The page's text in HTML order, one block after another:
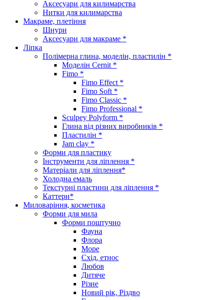
Аксесуари для килимарства
Нитки для килимарства
Макраме, плетіння
Шнури
Аксесуари для макраме *
Ліпка
Полімерна глина, моделін, пластилін *
Моделін Cernit *
Fimo *
Fimo Effect *
Fimo Soft *
Fimo Classic *
Fimo Professional *
Sculpey Polyform *
Глина від різних виробників *
Пластилін *
Jam clay *
Форми для пластику
Інструменти для ліплення *
Матеріали для ліплення*
Холодна емаль
Текстурні пластини для ліплення *
Каттери*
Миловаріння, косметика
Форми для мила
Форми поштучно
Фауна
Флора
Море
Схід, етнос
Любов
Дитяче
Різне
Новий рік, Різдво